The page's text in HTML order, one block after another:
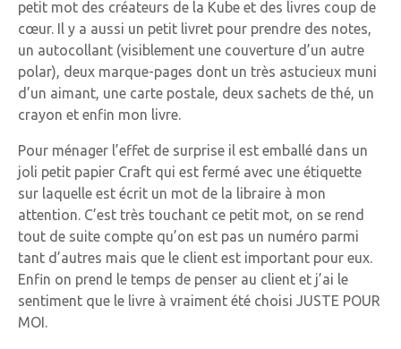
petit mot des créateurs de la Kube et des livres coup de
cœur. Il y a aussi un petit livret pour prendre des notes,
un autocollant (visiblement une couverture d’un autre
polar), deux marque-pages dont un très astucieux muni
d’un aimant, une carte postale, deux sachets de thé, un
crayon et enfin mon livre.
Pour ménager l’effet de surprise il est emballé dans un
joli petit papier Craft qui est fermé avec une étiquette
sur laquelle est écrit un mot de la libraire à mon
attention. C’est très touchant ce petit mot, on se rend
tout de suite compte qu’on est pas un numéro parmi
tant d’autres mais que le client est important pour eux.
Enfin on prend le temps de penser au client et j’ai le
sentiment que le livre à vraiment été choisi JUSTE POUR
MOI.